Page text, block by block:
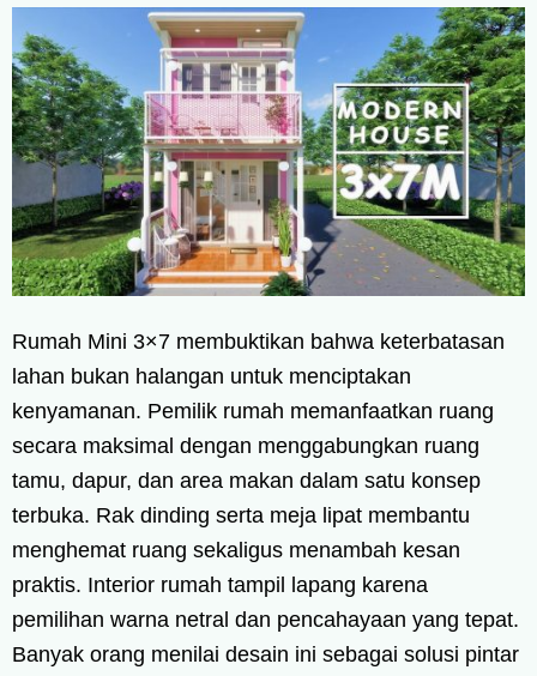
Rumah Mini 3×7 membuktikan bahwa keterbatasan
lahan bukan halangan untuk menciptakan
kenyamanan. Pemilik rumah memanfaatkan ruang
secara maksimal dengan menggabungkan ruang
tamu, dapur, dan area makan dalam satu konsep
terbuka. Rak dinding serta meja lipat membantu
menghemat ruang sekaligus menambah kesan
praktis. Interior rumah tampil lapang karena
pemilihan warna netral dan pencahayaan yang tepat.
Banyak orang menilai desain ini sebagai solusi pintar